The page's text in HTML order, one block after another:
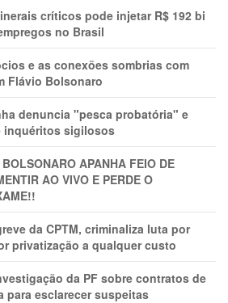
críticos pode injetar R$ 192 bi
no Brasil
e as conexões sombrias com
Flávio Bolsonaro
denuncia "pesca probatória" e
inquéritos sigilosos
APANHA FEIO DE
AO VIVO E PERDE O
da CPTM, criminaliza luta por
privatização a qualquer custo
da PF sobre contratos de
para esclarecer suspeitas